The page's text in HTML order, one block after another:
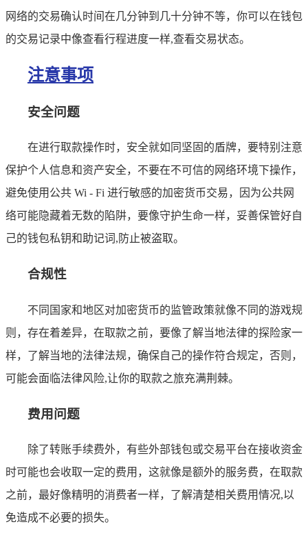
网络的交易确认时间在几分钟到几十分钟不等，你可以在钱包
的交易记录中像查看行程进度一样,查看交易状态。
注意事项
安全问题
在进行取款操作时，安全就如同坚固的盾牌，要特别注意
保护个人信息和资产安全，不要在不可信的网络环境下操作，
避免使用公共 Wi - Fi 进行敏感的加密货币交易，因为公共网
络可能隐藏着无数的陷阱，要像守护生命一样，妥善保管好自
己的钱包私钥和助记词,防止被盗取。
合规性
不同国家和地区对加密货币的监管政策就像不同的游戏规
则，存在着差异，在取款之前，要像了解当地法律的探险家一
样，了解当地的法律法规，确保自己的操作符合规定，否则，
可能会面临法律风险,让你的取款之旅充满荆棘。
费用问题
除了转账手续费外，有些外部钱包或交易平台在接收资金
时可能也会收取一定的费用，这就像是额外的服务费，在取款
之前，最好像精明的消费者一样，了解清楚相关费用情况,以
免造成不必要的损失。